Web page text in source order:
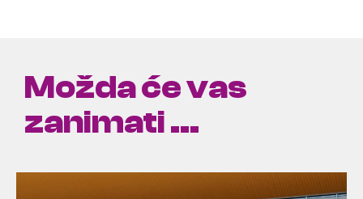
Možda će vas
zanimati ...